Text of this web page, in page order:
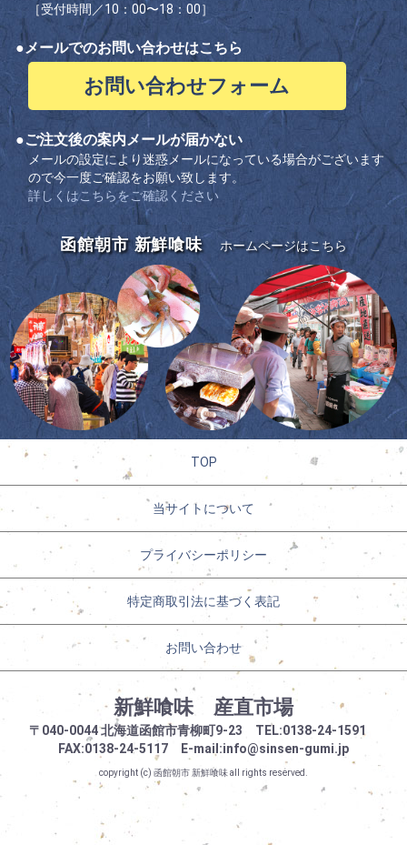
［受付時間／10：00〜18：00］
●メールでのお問い合わせはこちら
お問い合わせフォーム
●ご注文後の案内メールが届かない
メールの設定により迷惑メールになっている場合がございます
ので今一度ご確認をお願い致します。
詳しくはこちらをご確認ください
函館朝市 新鮮喰味 ホームページはこちら
TOP
当サイトについて
プライバシーポリシー
特定商取引法に基づく表記
お問い合わせ
新鮮喰味 産直市場
〒040-0044 北海道函館市青柳町9-23 TEL:0138-24-1591
FAX:0138-24-5117
E-mail:info@sinsen-gumi.jp
copyright (c) 函館朝市 新鮮喰味all rights reserved.